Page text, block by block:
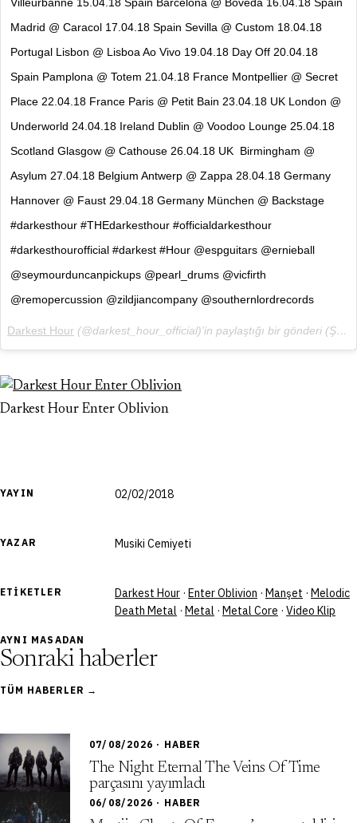
YAYIN 02/02/2018
YAZAR Musiki Cemiyeti
ETIKETLER Darkest Hour · Enter Oblivion · Manşet · Melodic
Death Metal · Metal · Metal Core · Video Klip
Madrid @ Caracol 17.04.18 Spain Sevilla @ Custom 18.04.18
Portugal Lisbon @ Lisboa Ao Vivo 19.04.18 Day Off 20.04.18
Spain Pamplona @ Totem 21.04.18 France Montpellier @ Secret
Place 22.04.18 France Paris @ Petit Bain 23.04.18 UK London @
Underworld 24.04.18 Ireland Dublin @ Voodoo Lounge 25.04.18
Scotland Glasgow @ Cathouse 26.04.18 UK Birmingham @
Asylum 27.04.18 Belgium Antwerp @ Zappa 28.04.18 Germany
Hannover @ Faust 29.04.18 Germany München @ Backstage
#darkesthour #THEdarkesthour #officialdarkesthour
#darkesthourofficial #darkest #Hour @espguitars @ernieball
@seymourduncanpickups @pearl_drums @vicfirth
@remopercussion @zildjiancompany @southernlordrecords
Darkest Hour (@darkest_hour_official)’in paylaştığı bir gönderi (Şub 1, 2018 at 3:37ös PST
Darkest Hour Enter Oblivion
AYNI MASADAN
Sonraki haberler
TÜM HABERLER →
07/08/2026 · HABER
The Night Eternal The Veins Of Time
parçasını yayımladı
06/08/2026 · HABER